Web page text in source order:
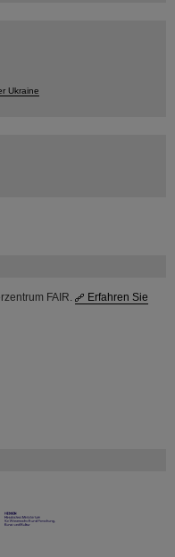
FAIR.
Erfahren Sie
Ukraine